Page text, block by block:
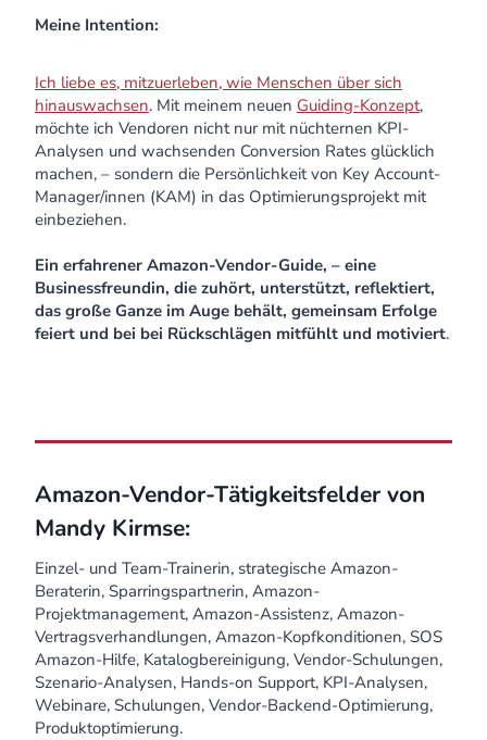
Meine Intention:
Ich liebe es, mitzuerleben, wie Menschen über sich
hinauswachsen. Mit meinem neuen Guiding-Konzept,
möchte ich Vendoren nicht nur mit nüchternen KPI-
Analysen und wachsenden Conversion Rates glücklich
machen, – sondern die Persönlichkeit von Key Account-
Manager/innen (KAM) in das Optimierungsprojekt mit
einbeziehen.
Ein erfahrener Amazon-Vendor-Guide, – eine
Businessfreundin, die zuhört, unterstützt, reflektiert,
das große Ganze im Auge behält, gemeinsam Erfolge
feiert und bei bei Rückschlägen mitfühlt und motiviert.
Amazon-Vendor-Tätigkeitsfelder von
Mandy Kirmse:
Einzel- und Team-Trainerin, strategische Amazon-
Beraterin, Sparringspartnerin, Amazon-
Projektmanagement, Amazon-Assistenz, Amazon-
Vertragsverhandlungen, Amazon-Kopfkonditionen, SOS
Amazon-Hilfe, Katalogbereinigung, Vendor-Schulungen,
Szenario-Analysen, Hands-on Support, KPI-Analysen,
Webinare, Schulungen, Vendor-Backend-Optimierung,
Produktoptimierung.